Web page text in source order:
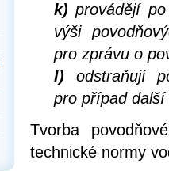
k) provádějí
výši
pro zprávu o
l) odstraňují
pro případ další
Tvorba
technické normy